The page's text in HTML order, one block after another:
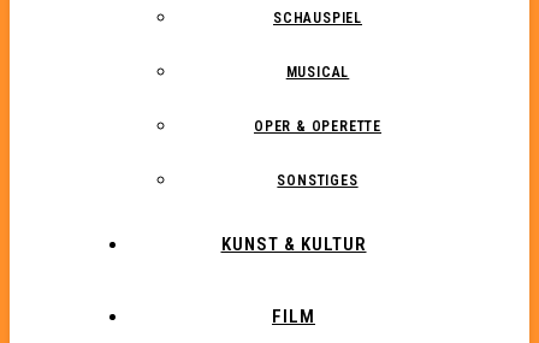
SCHAUSPIEL
MUSICAL
OPER & OPERETTE
SONSTIGES
KUNST & KULTUR
FILM